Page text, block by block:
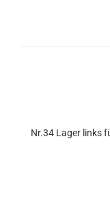
Nr.34 Lager links